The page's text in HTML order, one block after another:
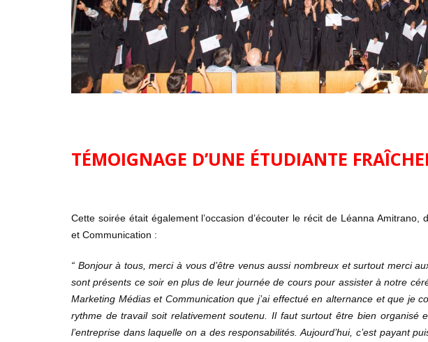
TÉMOIGNAGE D’UNE ÉTUDIANTE
Cette soirée était également l’occasion d’écouter le récit de Léanna
et Communication :
“ Bonjour à tous, merci à vous d’être venus aussi nombreux et surtout merci
sont présents ce soir en plus de leur journée de cours pour assister à notre
Marketing Médias et Communication que j’ai effectué en alternance et que je
rythme de travail soit relativement soutenu. Il faut surtout être bien organisé
l’entreprise dans laquelle on a des responsabilités. Aujourd’hui, c’est payant